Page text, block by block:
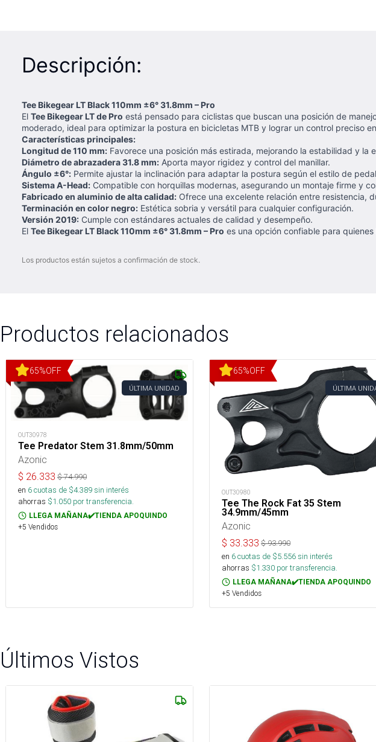
Descripción:
Tee Bikegear LT Black 110mm ±6° 31.8mm – Pro
El Tee Bikegear LT de Pro está pensado para ciclistas que buscan una posición de
moderado, ideal para optimizar la postura en bicicletas MTB y lograr un control preciso
Características principales:
Longitud de 110 mm: Favorece una posición más estirada, mejorando la estabilidad y la
Diámetro de abrazadera 31.8 mm: Aporta mayor rigidez y control del manillar.
Ángulo ±6°: Permite ajustar la inclinación para adaptar la postura según el estilo de
Sistema A-Head: Compatible con horquillas modernas, asegurando un montaje firme y
Fabricado en aluminio de alta calidad: Ofrece una excelente relación entre resistencia,
Terminación en color negro: Estética sobria y versátil para cualquier configuración.
Versión 2019: Cumple con estándares actuales de calidad y desempeño.
El Tee Bikegear LT Black 110mm ±6° 31.8mm – Pro es una opción confiable para
Los productos están sujetos a confirmación de stock.
Productos relacionados
65%OFF
ÚLTIMA UNIDAD
OUT30978
Tee Predator Stem 31.8mm/50mm
Azonic
$ 26.333 $74.990
en 6cuotas de $4.389sin interés
ahorras $1.050 por transferencia.
LLEGA MAÑANA✔️TIENDA APOQUINDO
+5 Vendidos
65%OFF
ÚLTIMA
OUT30980
Tee The Rock Fat 35 Stem
34.9mm/45mm
Azonic
$ 33.333 $93.990
en 6cuotas de $5.556sin interés
ahorras $1.330 por transferencia.
LLEGA MAÑANA✔️TIENDA APOQUINDO
+5 Vendidos
Últimos Vistos